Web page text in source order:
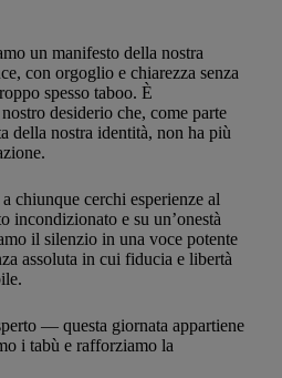
un manifesto della nostra
con orgoglio e chiarezza senza
spesso taboo. È
desiderio che, come parte
della nostra identità, non ha più
chiunque cerchi esperienze al
incondizionato e su un’onestà
il silenzio in una voce potente
assoluta in cui fiducia e libertà
— questa giornata appartiene
i tabù e rafforziamo la